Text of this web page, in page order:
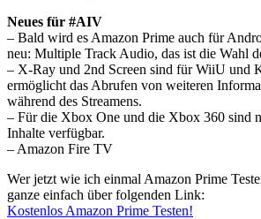
Neues für #AIV
– Bald wird es Amazon Prime auch für
neu: Multiple Track Audio, das ist die Wahl
– X-Ray und 2nd Screen sind für WiiU und
ermöglicht das Abrufen von weiteren
während des Streamens.
– Für die Xbox One und die Xbox 360 sind
Inhalte verfügbar.
– Amazon Fire TV
Wer jetzt wie ich einmal Amazon Prime
ganze einfach über folgenden Link:
Kostenlos Amazon Prime Testen!